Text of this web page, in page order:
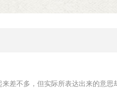
差不多，但实际所表达出来的意